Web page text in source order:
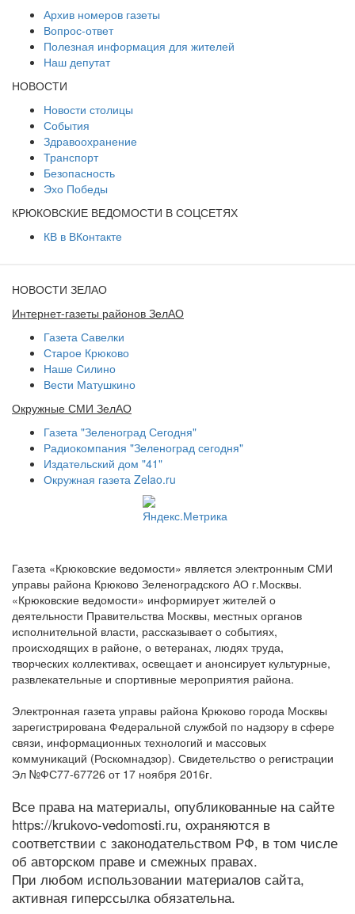
Архив номеров газеты
Вопрос-ответ
Полезная информация для жителей
Наш депутат
НОВОСТИ
Новости столицы
События
Здравоохранение
Транспорт
Безопасность
Эхо Победы
КРЮКОВСКИЕ ВЕДОМОСТИ В СОЦСЕТЯХ
КВ в ВКонтакте
НОВОСТИ ЗЕЛАО
Интернет-газеты районов ЗелАО
Газета Савелки
Старое Крюково
Наше Силино
Вести Матушкино
Окружные СМИ ЗелАО
Газета "Зеленоград Сегодня"
Радиокомпания "Зеленоград сегодня"
Издательский дом "41"
Окружная газета Zelao.ru
Газета «Крюковские ведомости» является электронным СМИ
управы района Крюково Зеленоградского АО г.Москвы.
«Крюковские ведомости» информирует жителей о
деятельности Правительства Москвы, местных органов
исполнительной власти, рассказывает о событиях,
происходящих в районе, о ветеранах, людях труда,
творческих коллективах, освещает и анонсирует культурные,
развлекательные и спортивные мероприятия района.
Электронная газета управы района Крюково города Москвы
зарегистрирована Федеральной службой по надзору в сфере
связи, информационных технологий и массовых
коммуникаций (Роскомнадзор). Свидетельство о регистрации
Эл №ФС77-67726 от 17 ноября 2016г.
Все права на материалы, опубликованные на сайте
https://krukovo-vedomosti.ru, охраняются в
соответствии с законодательством РФ, в том числе
об авторском праве и смежных правах.
При любом использовании материалов сайта,
активная гиперссылка обязательна.